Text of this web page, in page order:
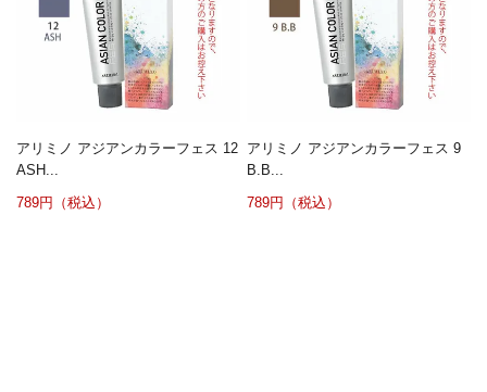
アリミノ アジアンカラーフェス 12
ASH...
789円（税込）
アリミノ アジアンカラーフェス 9
B.B...
789円（税込）